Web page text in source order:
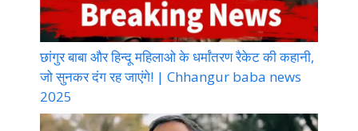
छांगुर बाबा और हिन्दू महिलाओ के धर्मांतरण रैकेट की कहानी,
जो सुनकर दंग रह जाएंगे! | Chhangur baba news
2025